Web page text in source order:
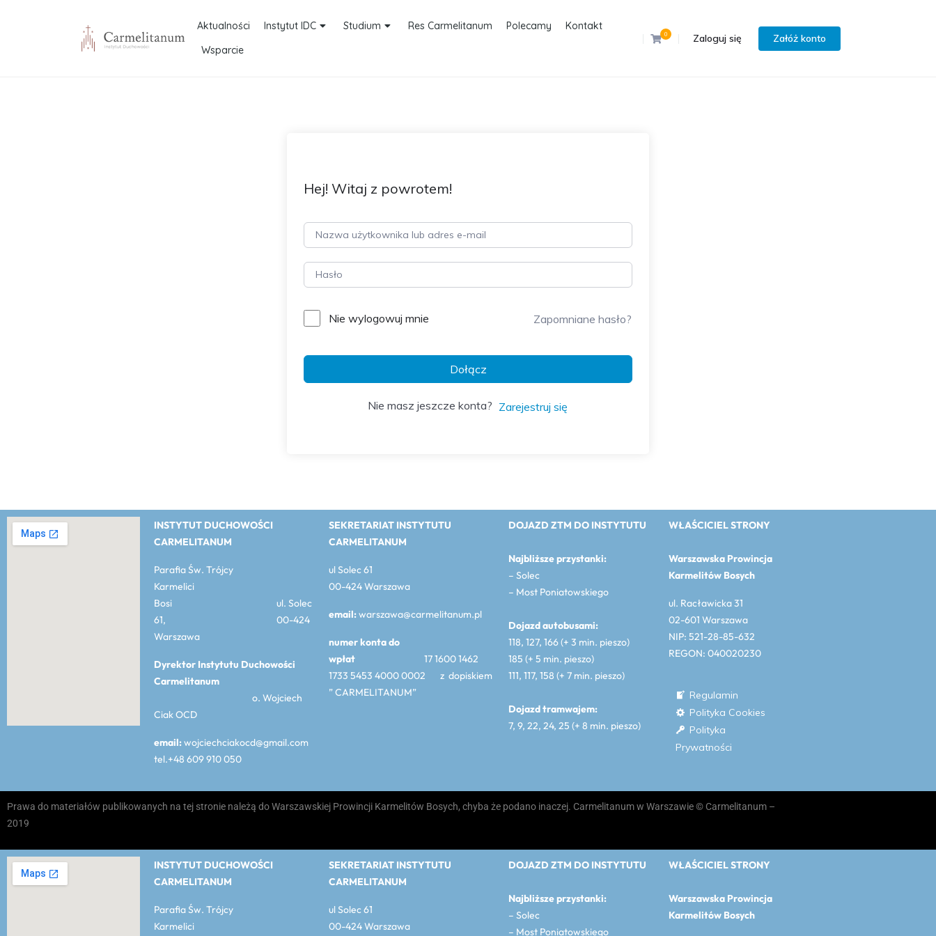
Aktualności Instytut IDC Studium Res Carmelitanum Polecamy
Kontakt
Wsparcie
0 Zaloguj się Załóż konto
Hej! Witaj z powrotem!
Nie wylogowuj mnie Zapomniane hasło?
Dołącz
Nie masz jeszcze konta? Zarejestruj się
INSTYTUT DUCHOWOŚCI
CARMELITANUM
Parafia Św. Trójcy
Karmelici
Bosi ul. Solec
61, 00-424
Warszawa
Dyrektor Instytutu Duchowości
Carmelitanum
o. Wojciech
Ciak OCD
email:wojciechciakocd@gmail.com
tel.+48 609 910 050
SEKRETARIAT INSTYTUTU
CARMELITANUM
ul Solec 61
00-424 Warszawa
email:warszawa@carmelitanum.pl
numer konta do
wpłat 17 1600 1462
1733 5453 4000 0002 z dopiskiem
” CARMELITANUM”
DOJAZD ZTM DO INSTYTUTU
Najbliższe przystanki:
– Solec
– Most Poniatowskiego
Dojazd autobusami:
118, 127, 166 (+ 3 min. pieszo)
185 (+ 5 min. pieszo)
111, 117, 158 (+ 7 min. pieszo)
Dojazd tramwajem:
7, 9, 22, 24, 25 (+ 8 min. pieszo)
WŁAŚCICIEL STRONY
Warszawska Prowincja
Karmelitów Bosych
ul. Racławicka 31
02-601 Warszawa
NIP: 521-28-85-632
REGON: 040020230
Regulamin
Polityka Cookies
Polityka
Prywatności
Prawa do materiałów publikowanych na tej stronie należą do Warszawskiej Prowincji Karmelitów Bosych, chyba że podano inaczej. Carmelitanum w Warszawie © Carmelitanum –
2019
INSTYTUT DUCHOWOŚCI
CARMELITANUM
Parafia Św. Trójcy
Karmelici
SEKRETARIAT INSTYTUTU
CARMELITANUM
ul Solec 61
00-424 Warszawa
DOJAZD ZTM DO INSTYTUTU
Najbliższe przystanki:
– Solec
– Most Poniatowskiego
WŁAŚCICIEL STRONY
Warszawska Prowincja
Karmelitów Bosych